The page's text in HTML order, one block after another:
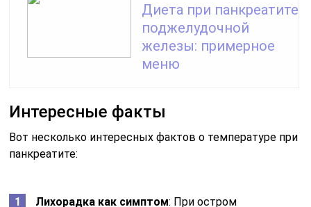
Диета при панкреатите
поджелудочной
железы: примерное
меню
Интересные факты
Вот несколько интересных фактов о температуре при
панкреатите:
Лихорадка как симптом: При остром